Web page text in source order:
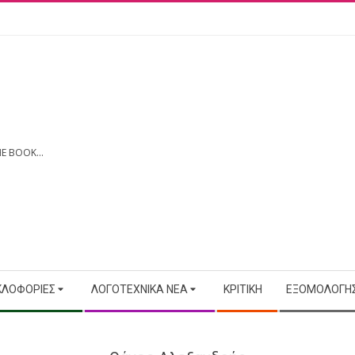
BOOK...
ΛΟΓΟΤΕΧΝΙΚΆ ΝΈΑ ΚΡΙΤΙΚΉ